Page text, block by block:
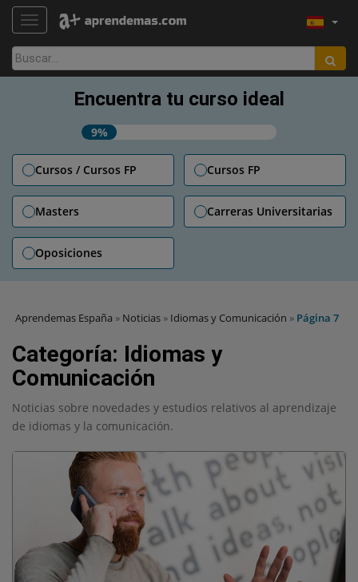
TOGGLE NAVIGATION
Buscar:
Encuentra tu curso ideal
9%
Cursos / Cursos FP Cursos FP
Masters Carreras Universitarias
Oposiciones
Aprendemas España » Noticias » Idiomas y Comunicación » Página 7
Categoría: Idiomas y
Comunicación
Noticias sobre novedades y estudios relativos al aprendizaje
de idiomas y la comunicación.